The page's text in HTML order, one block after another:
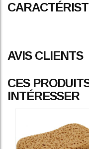
AVIS CLIENTS
CES
INTÉRESSER